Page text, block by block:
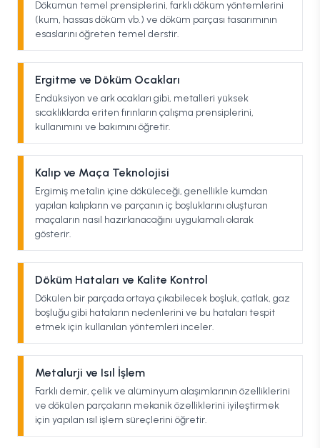
Dökümün temel prensiplerini, farklı döküm yöntemlerini
(kum, hassas döküm vb.) ve döküm parçası tasarımının
esaslarını öğreten temel derstir.
Ergitme ve Döküm Ocakları
Endüksiyon ve ark ocakları gibi, metalleri yüksek
sıcaklıklarda eriten fırınların çalışma prensiplerini,
kullanımını ve bakımını öğretir.
Kalıp ve Maça Teknolojisi
Ergimiş metalin içine döküleceği, genellikle kumdan
yapılan kalıpların ve parçanın iç boşluklarını oluşturan
maçaların nasıl hazırlanacağını uygulamalı olarak
gösterir.
Döküm Hataları ve Kalite Kontrol
Dökülen bir parçada ortaya çıkabilecek boşluk, çatlak, gaz
boşluğu gibi hataların nedenlerini ve bu hataları tespit
etmek için kullanılan yöntemleri inceler.
Metalurji ve Isıl İşlem
Farklı demir, çelik ve alüminyum alaşımlarının özelliklerini
ve dökülen parçaların mekanik özelliklerini iyileştirmek
için yapılan ısıl işlem süreçlerini öğretir.